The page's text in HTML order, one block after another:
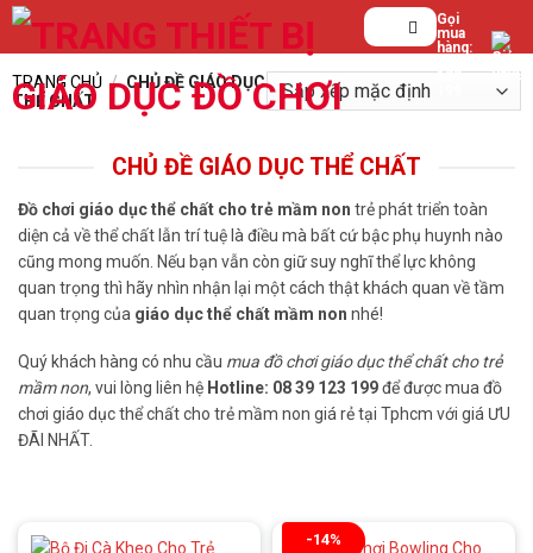
Bỏ
dung
Tìm
kiếm:
Gọi
mua
hàng:
123.
TRANG CHỦ / CHỦ ĐỀ GIÁO DỤC
THỂ CHẤT
CHỦ ĐỀ GIÁO DỤC THỂ CHẤT
Đồ chơi giáo dục thể chất cho trẻ mầm non trẻ phát triển toàn
diện cả về thể chất lẫn trí tuệ là điều mà bất cứ bậc phụ huynh nào
cũng mong muốn. Nếu bạn vẫn còn giữ suy nghĩ thể lực không
quan trọng thì hãy nhìn nhận lại một cách thật khách quan về tầm
quan trọng của giáo dục thể chất mầm non nhé!
Quý khách hàng có nhu cầu mua đồ chơi giáo dục thể chất cho trẻ
mầm non, vui lòng liên hệ Hotline: 08 39 123 199để được mua đồ
chơi giáo dục thể chất cho trẻ mầm non giá rẻ tại Tphcm với giá ƯU
ĐÃI NHẤT.
-14%